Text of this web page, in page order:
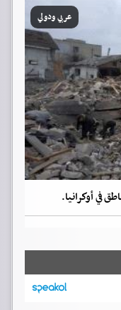
عربي ودولي